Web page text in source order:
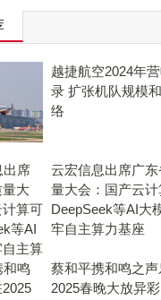
大阪世博会中国馆
成功举行
越捷航空2024年
录 扩张机队规模
络
云宏信息出席广
量大会：国产云计
DeepSeek等AI大
牢自主算力基座
蔡和平携和鸣之声
2025春晚大放异彩